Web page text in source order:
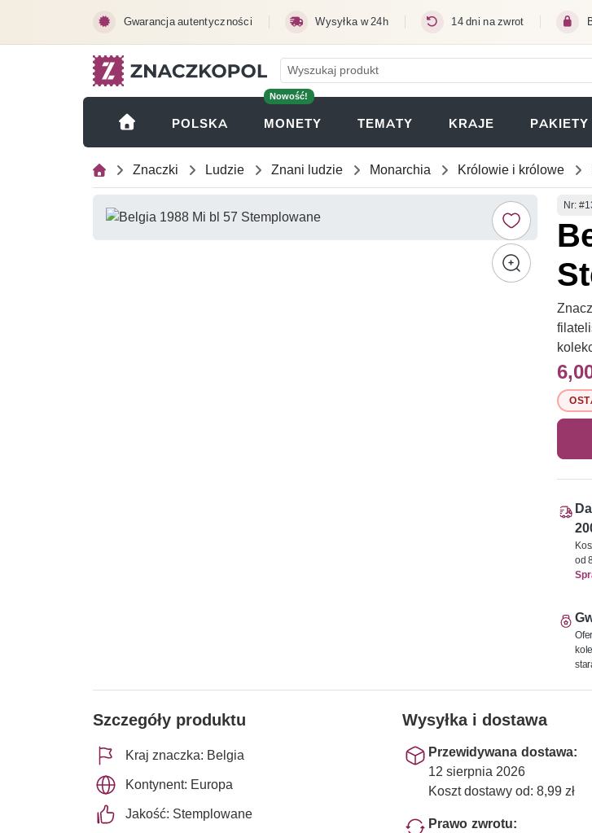
Gwarancja autentyczności Wysyłka w 24h 14 dni na zwrot
POLSKA
Nowość!
MONETY (OTWIERA SIĘ W NOWEJ KARCIE)
TEMATY KRAJE PAKIETY
Znaczki Ludzie Znani ludzie Monarchia Królowie i królowe
Numer
Nr:
od
Szczegóły produktu
Kraj znaczka: Belgia
Kontynent: Europa
Jakość: Stemplowane
Wysyłka i dostawa
Przewidywana dostawa:
12 sierpnia 2026
Koszt dostawy od: 8,99 zł
Prawo zwrotu: